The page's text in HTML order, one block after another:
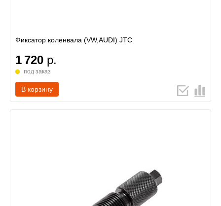
Фиксатор коленвала (VW,AUDI) JTC
1 720 р.
под заказ
В корзину